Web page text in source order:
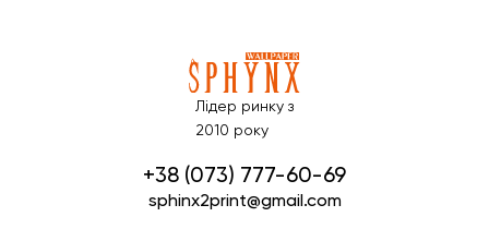
Лідер ринку з
2010 року
+38 (073) 777-60-69
sphinx2print@gmail.com